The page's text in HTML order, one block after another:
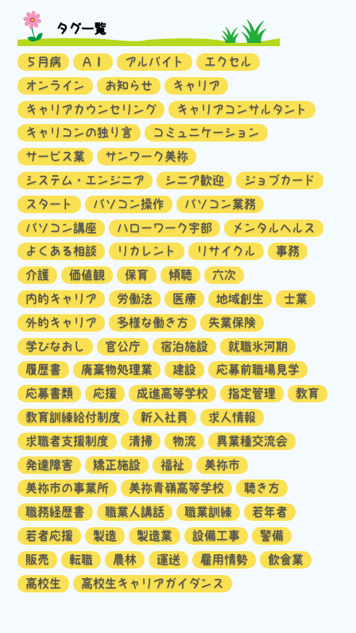
タグ一覧
５月病 ＡＩ アルバイト
エクセル
オンライン
お知らせ
キャリア
キャリアカウンセリング
キャリアコンサルタント
キャリコンの独り言
コミュニケーション
サービス業
サンワーク美祢
システム・エンジニア
シニア歓迎
ジョブカード
スタート
パソコン操作
パソコン業務
パソコン講座
ハローワーク宇部
メンタルヘルス
よくある相談
リカレント リサイクル
事務
介護
価値観 保育 傾聴
六次
内的キャリア
労働法 医療 地域創生
士業
外的キャリア
多様な働き方
失業保険
学びなおし
官公庁 宿泊施設
就職氷河期
履歴書
廃棄物処理業 建設
応募前職場見学
応募書類
応援 成進高等学校 指定管理
教育
教育訓練給付制度
新入社員
求人情報
求職者支援制度
清掃 物流
異業種交流会
発達障害
矯正施設 福祉
美祢市
美祢市の事業所
美祢青嶺高等学校
聴き方
職務経歴書
職業人講話 職業訓練
若年者
若者応援
製造 製造業 設備工事
警備
販売
転職 農林 運送 雇用情勢
飲食業
高校生
高校生キャリアガイダンス